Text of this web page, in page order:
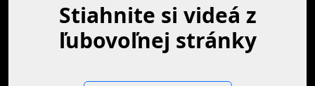
Stiahnite si videá z
ľubovoľnej stránky